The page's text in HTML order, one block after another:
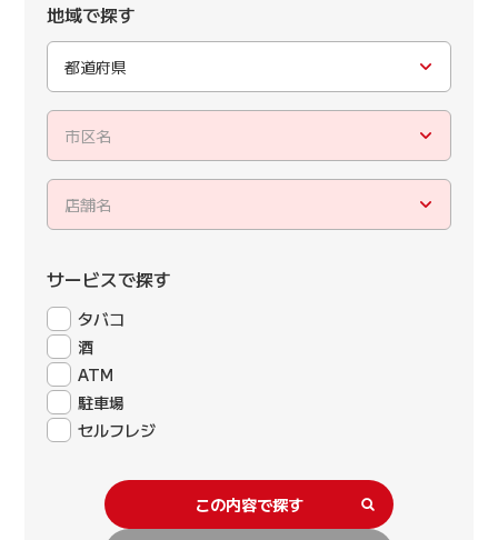
地域で探す
都道府県
市区名
店舗名
サービスで探す
タバコ
酒
ATM
駐車場
セルフレジ
この内容で探す